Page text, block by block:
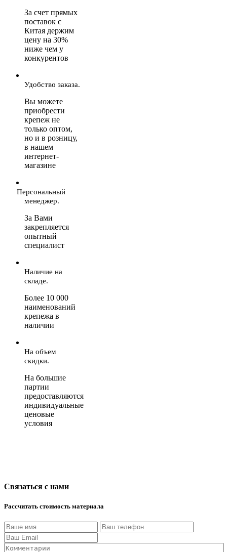
За счет прямых
поставок с
Китая держим
цену на 30%
ниже чем у
конкурентов
Удобство заказа.
Вы можете
приобрести
крепеж не
только оптом,
но и в розницу,
в нашем
интернет-
магазине
Персональный
менеджер.
За Вами
закрепляется
опытный
специалист
Наличие на
складе.
Более 10 000
наименований
крепежа в
наличии
На объем
скидки.
На большие
партии
предоставляются
индивидуальные
ценовые
условия
Связаться с нами
Рассчитать стоимость материала